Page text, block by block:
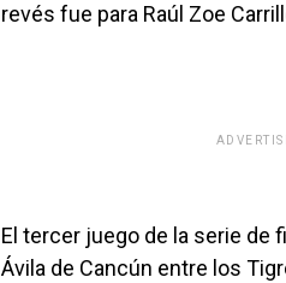
revés fue para Raúl Zoe
El tercer juego de la serie de
Ávila de Cancún entre los